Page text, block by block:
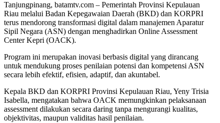
Tanjungpinang, batamtv.com – Pemerintah Provinsi Kepulauan
Riau melalui Badan Kepegawaian Daerah (BKD) dan KORPRI
terus mendorong transformasi digital dalam manajemen Aparatur
Sipil Negara (ASN) dengan menghadirkan Online Assessment
Center Kepri (OACK).
Program ini merupakan inovasi berbasis digital yang dirancang
untuk mendukung proses penilaian potensi dan kompetensi ASN
secara lebih efektif, efisien, adaptif, dan akuntabel.
Kepala BKD dan KORPRI Provinsi Kepulauan Riau, Yeny Trisia
Isabella, mengatakan bahwa OACK memungkinkan pelaksanaan
assessment dilakukan secara daring tanpa mengurangi kualitas,
objektivitas, maupun validitas hasil penilaian.